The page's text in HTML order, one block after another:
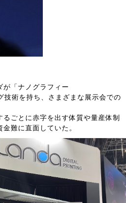
「ナノグラフィー
術を持ち、さまざまな展示会での
ごとに赤字を出す体質や量産体制
難に直面していた。